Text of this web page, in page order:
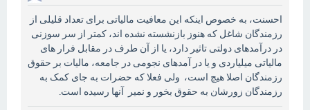
احسنت، به خصوص اینکه این معافیت مالیاتی برای تعداد قلیلی از
رزمندگان شاغل که هنوز بازنشسته نشده اند، کمتر از سر سوزنی
در درآمدهای دولتی تاثیر دارد، یا از آن طرف در مقابل فرار های
مالیاتی میلیاردی و یا در آمدهای نجومی در جامعه، مالیات بر حقوق
رزمندگان اصلا هیچ است، ولی فعلا که حضرات به جای کمک به
رزمندگان زورشان به حقوق بخور و نمیر آنها رسیده است.